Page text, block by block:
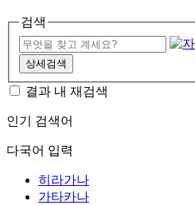
검색
상세검색
결과 내 재검색
인기 검색어
다국어 입력
히라가나
가타카나